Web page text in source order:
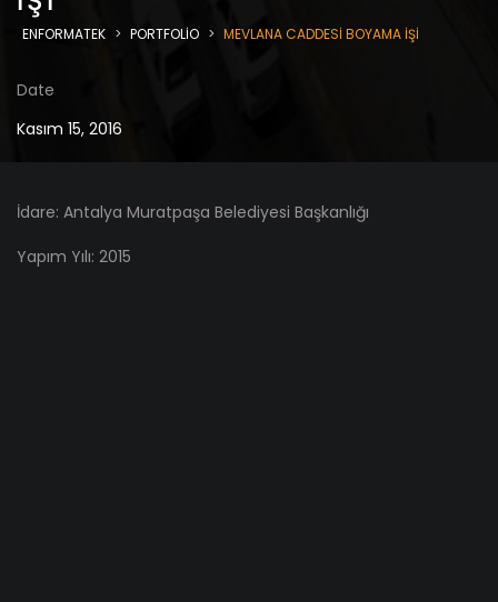
ENFORMATEK > PORTFOLIO > MEVLANA CADDESİ BOYAMA İŞİ
Date
Kasım 15, 2016
İdare: Antalya Muratpaşa Belediyesi Başkanlığı
Yapım Yılı: 2015